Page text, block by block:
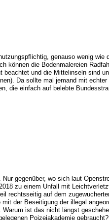
genauso wenig wie
können die Bodenmalereien
beachtet und die Mittelinseln sind
Da sollte mal jemand mit echter
die einfach auf belebte
gegenüber, wo sich laut
zu einem Unfall mit
rechtsseitig auf dem
der Beseitigung der illegal
ist das nicht längst
Poizeiakademie